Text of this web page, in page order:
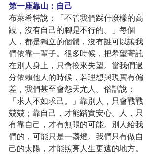
第一座靠山：自己
布萊希特說：「不管我們踩什麼樣的高
蹺，沒有自己的腳是不行的。」每個
人，都是獨立的個體，沒有誰可以讓我
們依靠一輩子。很多時候，把希望寄託
在別人身上，只會換來失望。當我們過
分依賴他人的時候，若理想與現實有偏
差，我們甚至會怨天尤人。俗話說：
「求人不如求己。」靠別人，只會戰戰
兢兢；靠自己，才能踏實安心。人，只
有靠自己，才有無限的可能。別人給我
們的，可能只是一盞燈。我們只有做自
己的太陽，才能照亮人生更遠的地方。